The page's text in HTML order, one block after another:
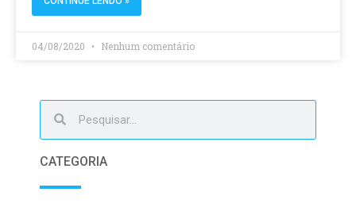
04/08/2020 Nenhum comentário
CATEGORIA